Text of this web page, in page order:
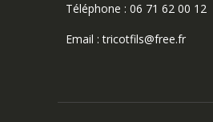
Téléphone : 06 71 62 00 12
Email : tricotfils@free.fr